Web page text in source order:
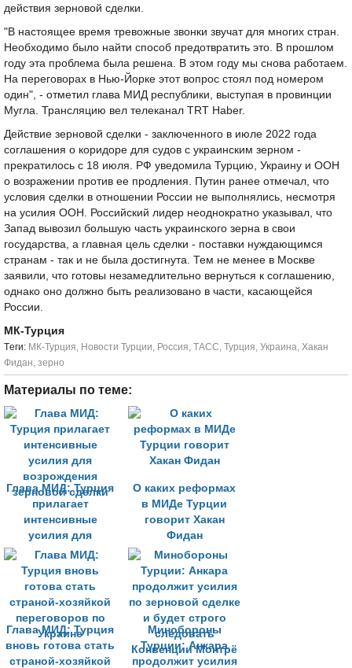
действия зерновой сделки.
"В настоящее время тревожные звонки звучат для многих стран.
Необходимо было найти способ предотвратить это. В прошлом
году эта проблема была решена. В этом году мы снова работаем.
На переговорах в Нью-Йорке этот вопрос стоял под номером
один", - отметил глава МИД республики, выступая в провинции
Мугла. Трансляцию вел телеканал TRT Haber.
Действие зерновой сделки - заключенного в июле 2022 года
соглашения о коридоре для судов с украинским зерном -
прекратилось с 18 июля. РФ уведомила Турцию, Украину и ООН
о возражении против ее продления. Путин ранее отмечал, что
условия сделки в отношении России не выполнялись, несмотря
на усилия ООН. Российский лидер неоднократно указывал, что
Запад вывозил большую часть украинского зерна в свои
государства, а главная цель сделки - поставки нуждающимся
странам - так и не была достигнута. Тем не менее в Москве
заявили, что готовы незамедлительно вернуться к соглашению,
однако оно должно быть реализовано в части, касающейся
России.
МК-Турция
Tеги: МК-Турция, Новости Турции, Россия, ТАСС, Турция, Украина, Хакан
Фидан, зерно
Материалы по теме:
Глава МИД: Турция
прилагает
интенсивные
усилия для
возрождения
зерновой сделки
О каких реформах
в МИДе Турции
говорит Хакан
Фидан
Глава МИД: Турция
вновь готова стать
страной-хозяйкой
Минобороны
Турции: Анкара
продолжит усилия